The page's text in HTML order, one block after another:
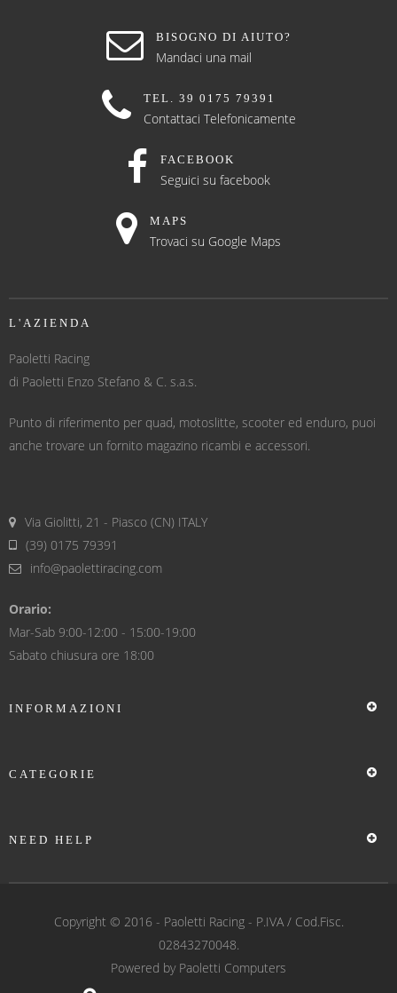
BISOGNO DI AIUTO?
Mandaci una mail
TEL. 39 0175 79391
Contattaci Telefonicamente
FACEBOOK
Seguici su facebook
MAPS
Trovaci su Google Maps
L'AZIENDA
Paoletti Racing
di Paoletti Enzo Stefano & C. s.a.s.
Punto di riferimento per quad, motoslitte, scooter ed enduro, puoi
anche trovare un fornito magazino ricambi e accessori.
Via Giolitti, 21 - Piasco (CN) ITALY
(39) 0175 79391
info@paolettiracing.com
Orario:
Mar-Sab 9:00-12:00 - 15:00-19:00
Sabato chiusura ore 18:00
INFORMAZIONI
CATEGORIE
NEED HELP
Copyright © 2016 - Paoletti Racing- P.IVA / Cod.Fisc.
02843270048.
Powered by Paoletti Computers